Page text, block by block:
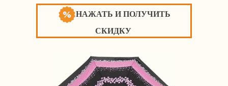
НАЖАТЬ И ПОЛУЧИТЬ
СКИДКУ